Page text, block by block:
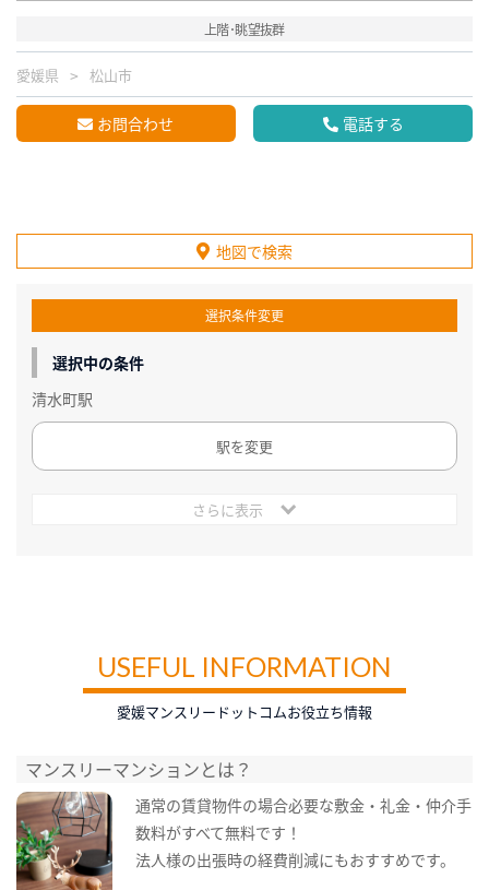
上階･眺望抜群
愛媛県 松山市
お問合わせ 電話する
地図で検索
選択条件変更
選択中の条件
清水町駅
駅を変更
さらに表示
USEFUL INFORMATION
愛媛マンスリードットコムお役立ち情報
マンスリーマンションとは？
通常の賃貸物件の場合必要な敷金・礼金・仲介手
数料がすべて無料です！
法人様の出張時の経費削減にもおすすめです。